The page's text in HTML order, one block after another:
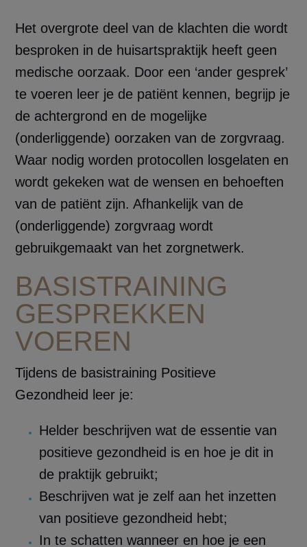
Het overgrote deel van de klachten die wordt
besproken in de huisartspraktijk heeft geen
medische oorzaak. Door een ‘ander gesprek’
te voeren leer je de patiënt kennen, begrijp je
de achtergrond en de mogelijke
(onderliggende) oorzaken van de zorgvraag.
Waar nodig worden protocollen losgelaten en
wordt gekeken wat de wensen en behoeften
van de patiënt zijn. Afhankelijk van de
(onderliggende) zorgvraag wordt
gebruikgemaakt van het zorgnetwerk.
BASISTRAINING
GESPREKKEN
VOEREN
Tijdens de basistraining Positieve
Gezondheid leer je:
Helder beschrijven wat de essentie van
positieve gezondheid is en hoe je dit in
de praktijk gebruikt;
Beschrijven wat je zelf aan het inzetten
van positieve gezondheid hebt;
In te schatten wanneer en hoe je een